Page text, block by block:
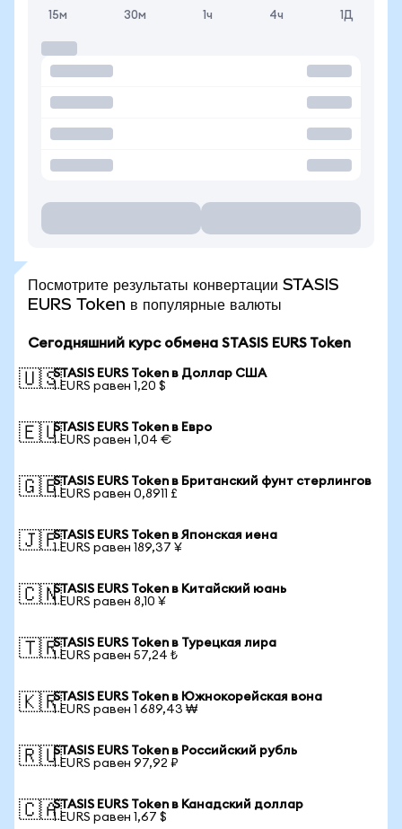
15м 30м 1ч 4ч 1Д
Посмотрите результаты конвертации STASIS
EURS Token в популярные валюты
Сегодняшний курс обмена STASIS EURS Token
🇺🇸STASIS EURS Token в Доллар США
1 EURS равен 1,20 $
🇪🇺STASIS EURS Token в Евро
1 EURS равен 1,04 €
🇬🇧STASIS EURS Token в Британский фунт стерлингов
1 EURS равен 0,8911 £
🇯🇵STASIS EURS Token в Японская иена
1 EURS равен 189,37 ¥
🇨🇳STASIS EURS Token в Китайский юань
1 EURS равен 8,10 ¥
🇹🇷STASIS EURS Token в Турецкая лира
1 EURS равен 57,24 ₺
🇰🇷STASIS EURS Token в Южнокорейская вона
1 EURS равен 1 689,43 ₩
🇷🇺STASIS EURS Token в Российский рубль
1 EURS равен 97,92 ₽
🇨🇦STASIS EURS Token в Канадский доллар
1 EURS равен 1,67 $